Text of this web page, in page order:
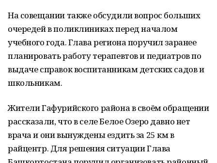
На совещании также обсудили вопрос больших
очередей в поликлиниках перед началом
учебного года. Глава региона поручил заранее
планировать работу терапевтов и педиатров по
выдаче справок воспитанникам детских садов и
школьникам.
Жители Гафурийского района в своём обращении
рассказали, что в селе Белое Озеро давно нет
врача и они вынуждены ездить за 25 км в
райцентр. Для решения ситуации Глава